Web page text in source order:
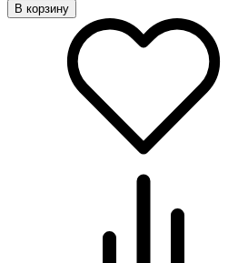
В корзину